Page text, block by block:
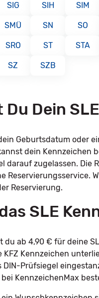
SIG SIH SIM
SMÜ SN SO
SRO ST STA
SZ SZB
Du Dein
Geburtsdatum oder
dein
darauf zugelassen.
Reservierungsservice.
Reservierung.
SLE
du ab 4,90 € für deine
KFZ Kennzeichen
Prüfsiegel
KennzeichenMax